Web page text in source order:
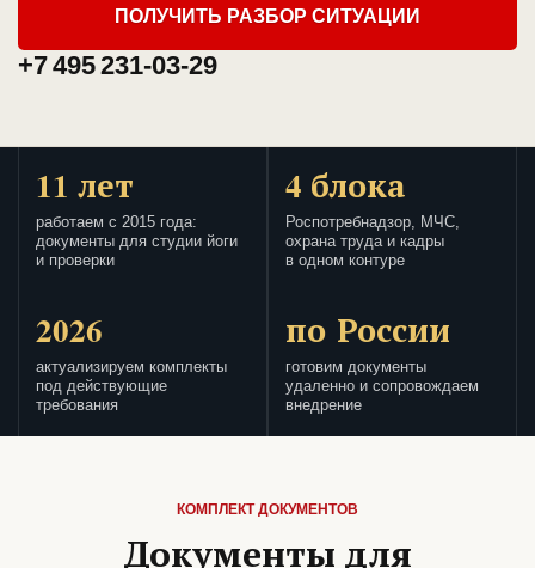
ПОЛУЧИТЬ РАЗБОР СИТУАЦИИ
+7 495 231-03-29
11 лет
работаем с 2015 года:
документы для студии йоги
и проверки
4 блока
Роспотребнадзор, МЧС,
охрана труда и кадры
в одном контуре
2026
актуализируем комплекты
под действующие
требования
по России
готовим документы
удаленно и сопровождаем
внедрение
КОМПЛЕКТ ДОКУМЕНТОВ
Документы для